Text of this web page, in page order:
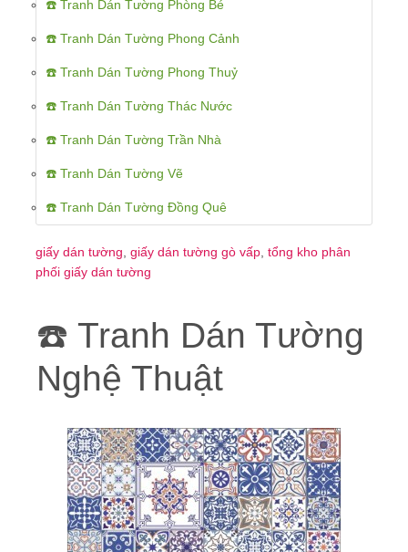
☎️ Tranh Dán Tường Phòng Bé
☎️ Tranh Dán Tường Phong Cảnh
☎️ Tranh Dán Tường Phong Thuỷ
☎️ Tranh Dán Tường Thác Nước
☎️ Tranh Dán Tường Trần Nhà
☎️ Tranh Dán Tường Vẽ
☎️ Tranh Dán Tường Đồng Quê
giấy dán tường giấy dán tường gò vấp tổng kho phân
phối giấy dán tường
☎️ Tranh Dán Tường
Nghệ Thuật